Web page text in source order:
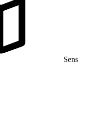
Sens